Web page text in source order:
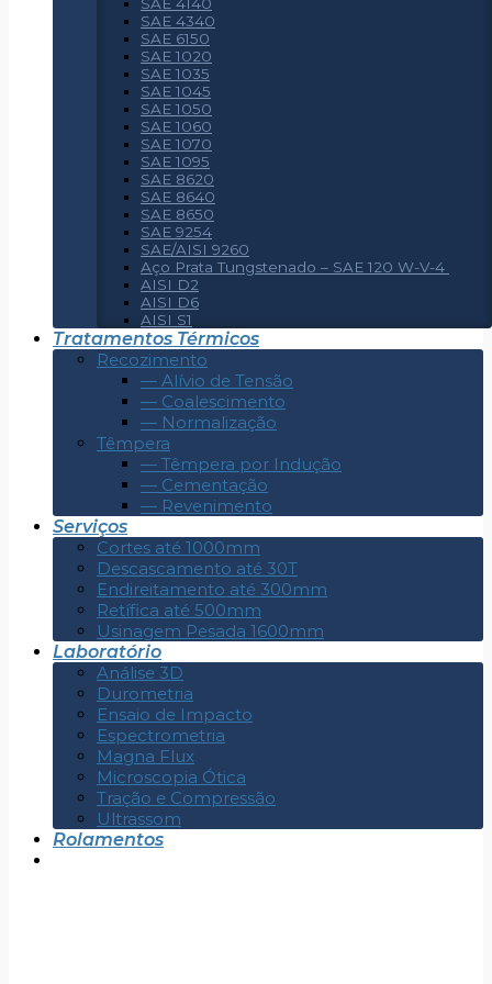
SAE 4340
SAE 6150
SAE 1020
SAE 1035
SAE 1045
SAE 1050
SAE 1060
SAE 1070
SAE 1095
SAE 8620
SAE 8640
SAE 8650
SAE 9254
SAE/AISI 9260
Aço Prata Tungstenado – SAE 120 W-V-4
AISI D2
AISI D6
AISI S1
Tratamentos Térmicos
Recozimento
— Alívio de Tensão
— Coalescimento
— Normalização
Têmpera
— Têmpera por Indução
— Cementação
— Revenimento
Serviços
Cortes até 1000mm
Descascamento até 30T
Endireitamento até 300mm
Retífica até 500mm
Usinagem Pesada 1600mm
Laboratório
Análise 3D
Durometria
Ensaio de Impacto
Espectrometria
Magna Flux
Microscopia Ótica
Tração e Compressão
Ultrassom
Rolamentos